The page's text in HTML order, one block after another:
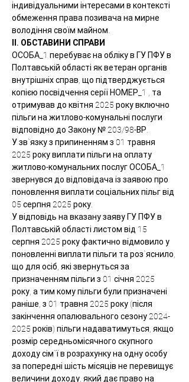
індивідуальними інтересами в контексті
обмеження права позивача на мирне
володіння своїм майном.
ІІ. ОБСТАВИНИ СПРАВИ
ОСОБА_1 перебуває на обліку в ГУ ПФУ в
Полтавській області як ветеран органів
внутрішніх справ, що підтверджується
копією посвідчення серії НОМЕР_1 , та
отримував до квітня 2025 року включно
пільги на житлово-комунальні послуги
відповідно до Закону № 203/98-ВР.
У зв`язку з припиненням з 01 травня
2025 року виплати пільги на оплату
житлово-комунальних послуг ОСОБА_1
звернувся до відповідача із заявою про
поновлення виплати соціальних пільг від
05 серпня 2025 року.
У відповідь на вказану заяву ГУ ПФУ в
Полтавській області листом від 15
серпня 2025 року фактично відмовило у
поновленні виплати пільги та роз`яснило,
що для осіб, які звернуться за
призначенням пільги з 01 січня 2025
року, а тим кому пільги були призначені
раніше, з 01 травня 2025 року (після
закінчення опалювального сезону 2024-
2025 років) пільги надаватимуться, якщо
розмір середньомісячного скупного
доходу сім`ї в розрахунку на одну особу
за попередні шість місяців не перевищує
величини доходу, який дає право на